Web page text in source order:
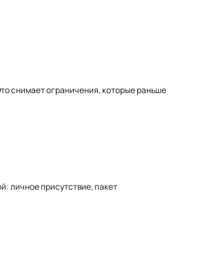
снимает ограничения, которые раньше
личное присутствие, пакет